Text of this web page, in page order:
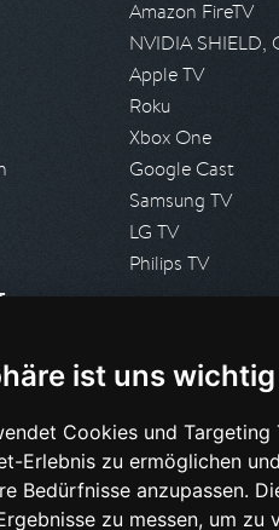
ist uns wichtig
Cookies und Targeting
Erlebnis zu ermöglichen
Bedürfnisse anzupassen.
zu messen, um zu
Amazon FireTV
NVIDIA SHIELD,
Apple TV
Roku
Xbox One
Google Cast
Samsung TV
LG TV
Philips TV
Presseanfrage
HILFE &
Häufig gestellte